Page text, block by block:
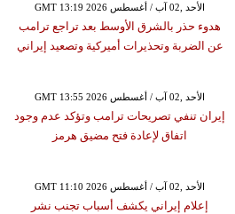
GMT 13:19 2026 الأحد ,02 آب / أغسطس
هدوء حذر بالشرق الأوسط بعد تراجع ترامب
عن الضربة وتحذيرات أميركية وتصعيد إيراني
GMT 13:55 2026 الأحد ,02 آب / أغسطس
إيران تنفي تصريحات ترامب وتؤكد عدم وجود
اتفاق لإعادة فتح مضيق هرمز
GMT 11:10 2026 الأحد ,02 آب / أغسطس
إعلام إيراني يكشف أسباب تجنب نشر